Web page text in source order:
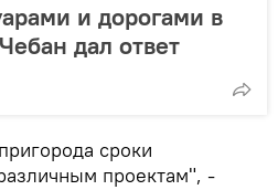
и дорогами в
дал ответ
сроки
проектам", -